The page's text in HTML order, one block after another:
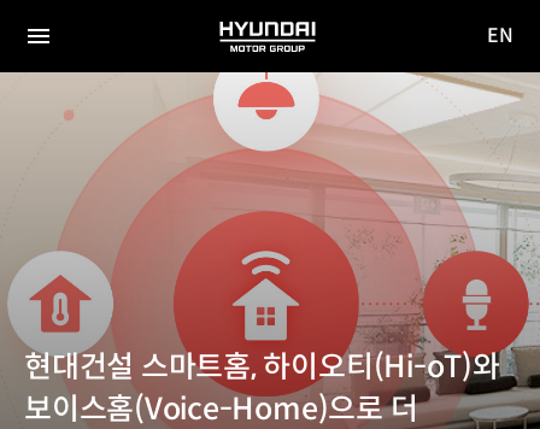
전체
HYUNDAI
MOTOR
GROUP
사이
이동
EN
현대건설 스마트홈, 하이오티(Hi-oT)와
보이스홈(Voice-Home)으로 더